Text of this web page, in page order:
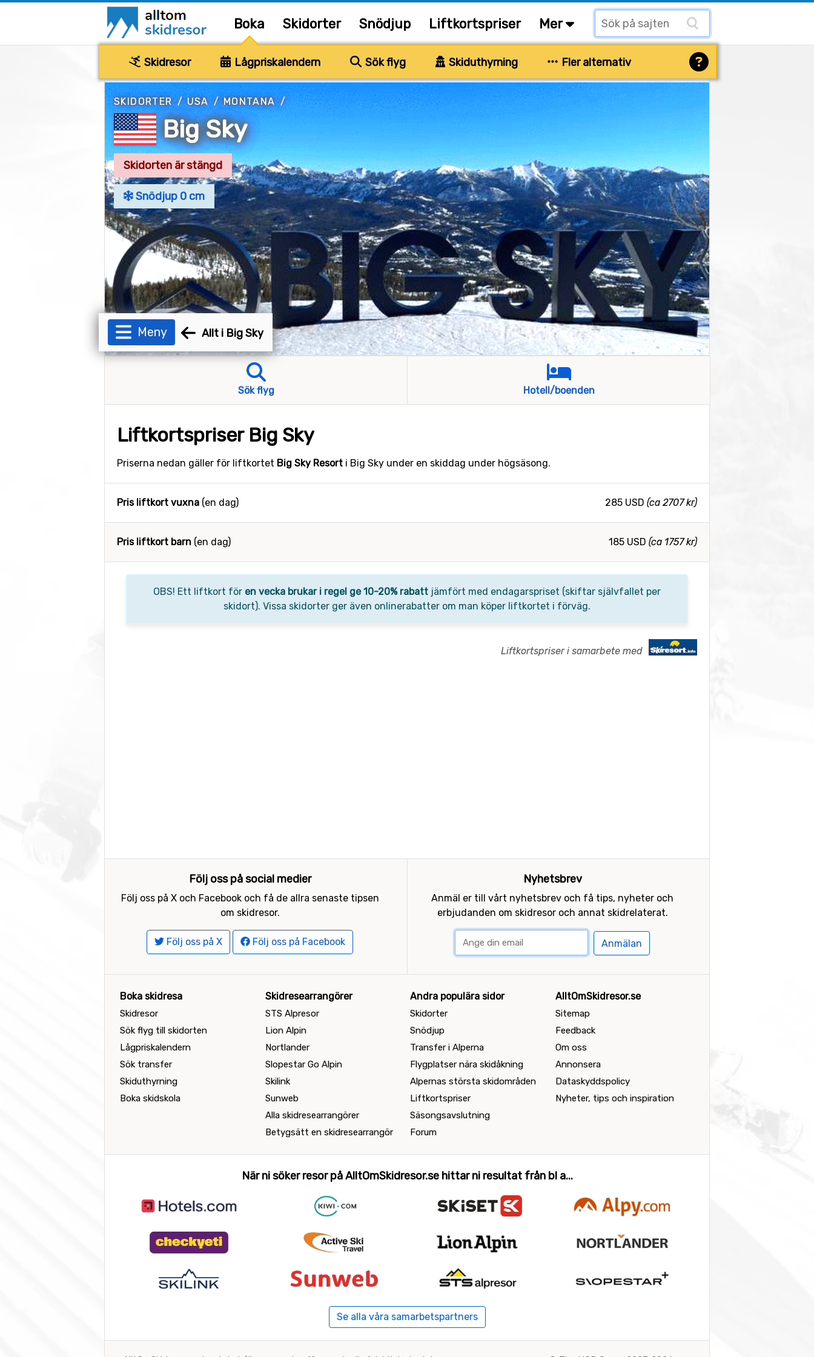
Boka Skidorter Snödjup Liftkortspriser Mer
Skidresor Lågpriskalendern Sök flyg Skiduthyrning Fler alternativ
SKIDORTER/USA/MONTANA/
Big Sky
Skidorten är stängd
Snödjup 0 cm
Meny Allt i Big Sky
Sök flyg Hotell/boenden
Liftkortspriser Big Sky
Priserna nedan gäller för liftkortet Big Sky Resort i Big Sky under en skiddag under högsäsong.
285 USD (ca 2707 kr)
Pris liftkort vuxna (en dag)
185 USD (ca 1757 kr)
Pris liftkort barn (en dag)
OBS! Ett liftkort för en vecka brukar i regel ge 10-20% rabatt jämfört med endagarspriset (skiftar självfallet per
skidort). Vissa skidorter ger även onlinerabatter om man köper liftkortet i förväg.
Liftkortspriser i samarbete med
Följ oss på social medier
Följ oss på X och Facebook och få de allra senaste tipsen
om skidresor.
Följ oss på X Följ oss på Facebook
Nyhetsbrev
Anmäl er till vårt nyhetsbrev och få tips, nyheter och
erbjudanden om skidresor och annat skidrelaterat.
Anmälan
Boka skidresa
Skidresor
Sök flyg till skidorten
Lågpriskalendern
Sök transfer
Skiduthyrning
Boka skidskola
Skidresearrangörer
STS Alpresor
Lion Alpin
Nortlander
Slopestar Go Alpin
Skilink
Sunweb
Alla skidresearrangörer
Betygsätt en skidresearrangör
Andra populära sidor
Skidorter
Snödjup
Transfer i Alperna
Flygplatser nära skidåkning
Alpernas största skidområden
Liftkortspriser
Säsongsavslutning
Forum
AlltOmSkidresor.se
Sitemap
Feedback
Om oss
Annonsera
Dataskyddspolicy
Nyheter, tips och inspiration
När ni söker resor på AlltOmSkidresor.se hittar ni resultat från bl a...
Se alla våra samarbetspartners